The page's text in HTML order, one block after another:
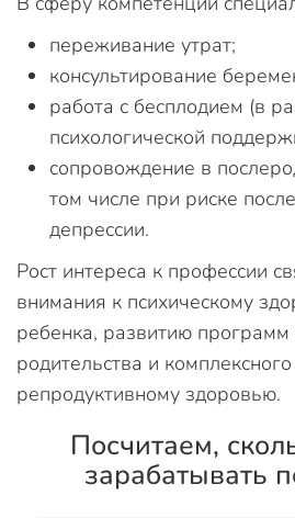
переживание утрат;
консультирование
работа с бесплодием (в
психологической
сопровождение в
том числе при риске
депрессии.
Рост интереса к профессии
внимания к психическому
ребенка, развитию программ
родительства и
репродуктивному здоровью.
Посчитаем,
зарабатывать